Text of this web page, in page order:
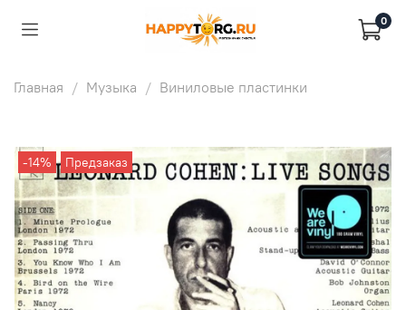
0
Главная Музыка Виниловые пластинки
-14% Предзаказ